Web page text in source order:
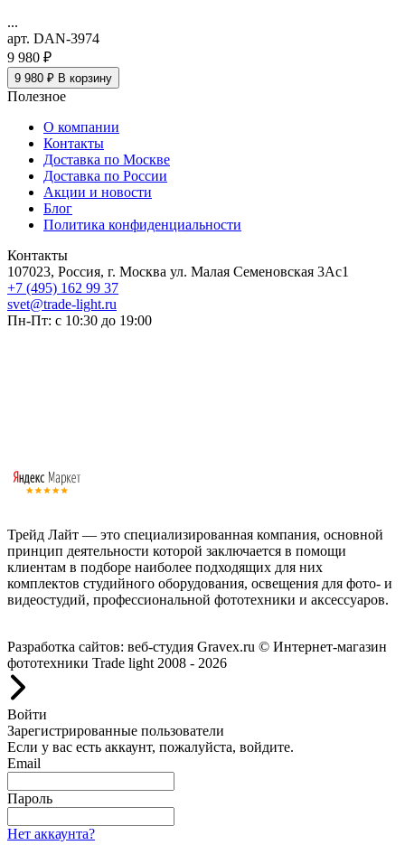
...
арт. DAN-3974
9 980 ₽
9 980 ₽ В корзину
Полезное
О компании
Контакты
Доставка по Москве
Доставка по России
Акции и новости
Блог
Политика конфиденциальности
Контакты
107023, Россия, г. Москва ул. Малая Семеновская 3Ас1
+7 (495) 162 99 37
svet@trade-light.ru
Пн-Пт: с 10:30 до 19:00
Трейд Лайт — это специализированная компания, основной
принцип деятельности которой заключается в помощи
клиентам в подборе наиболее подходящих для них
комплектов студийного оборудования, освещения для фото- и
видеостудий, профессиональной фототехники и аксессуаров.
Разработка сайтов: веб-студия Gravex.ru © Интернет-магазин
фототехники Trade light 2008 - 2026
Войти
Зарегистрированные пользователи
Если у вас есть аккаунт, пожалуйста, войдите.
Email
Пароль
Нет аккаунта?